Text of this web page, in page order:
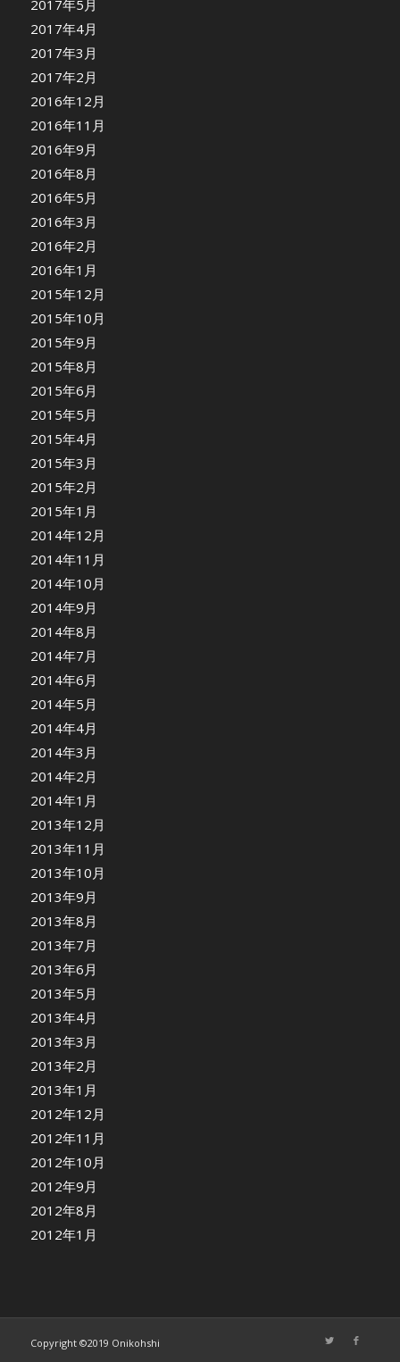
2017年5月
2017年4月
2017年3月
2017年2月
2016年12月
2016年11月
2016年9月
2016年8月
2016年5月
2016年3月
2016年2月
2016年1月
2015年12月
2015年10月
2015年9月
2015年8月
2015年6月
2015年5月
2015年4月
2015年3月
2015年2月
2015年1月
2014年12月
2014年11月
2014年10月
2014年9月
2014年8月
2014年7月
2014年6月
2014年5月
2014年4月
2014年3月
2014年2月
2014年1月
2013年12月
2013年11月
2013年10月
2013年9月
2013年8月
2013年7月
2013年6月
2013年5月
2013年4月
2013年3月
2013年2月
2013年1月
2012年12月
2012年11月
2012年10月
2012年9月
2012年8月
2012年1月
Copyright ©2019 Onikohshi